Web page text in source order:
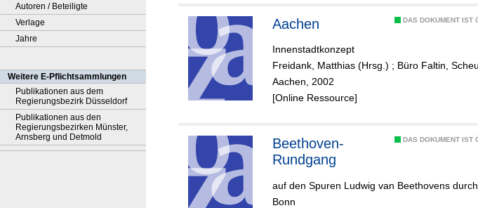
Autoren / Beteiligte
Verlage
Jahre
Weitere E-Pflichtsammlungen
Publikationen aus dem
Regierungsbezirk Düsseldorf
Publikationen aus den
Regierungsbezirken Münster,
Arnsberg und Detmold
DAS DOKUMENT IST
Aachen
Innenstadtkonzept
Freidank, Matthias (Hrsg.) ; Büro Faltin,
Aachen, 2002
[Online Ressource]
DAS DOKUMENT IST
Beethoven-
Rundgang
auf den Spuren Ludwig van Beethovens
Bonn